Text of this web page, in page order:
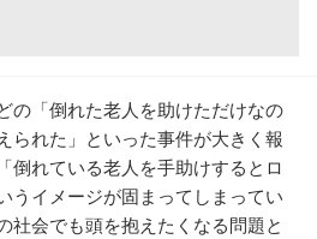
の「倒れた老人を助けただけなの
られた」といった事件が大きく報
倒れている老人を手助けするとロ
うイメージが固まってしまってい
社会でも頭を抱えたくなる問題と